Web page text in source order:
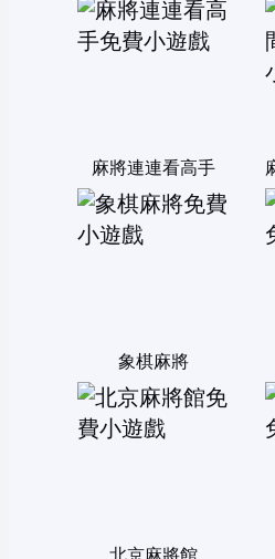
麻將連連看高手
象棋麻將
北京麻將館